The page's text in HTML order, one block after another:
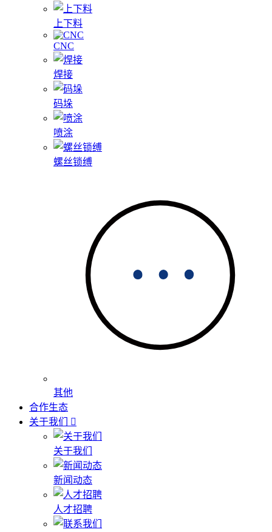
上下料
CNC
焊接
码垛
喷涂
螺丝锁缚
其他
合作生态
关于我们
关于我们
新闻动态
人才招聘